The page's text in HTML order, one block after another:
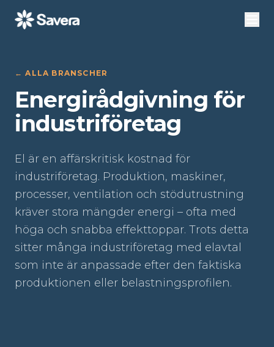
←ALLA BRANSCHER
Energirådgivning för
industriföretag
El är en affärskritisk kostnad för
industriföretag. Produktion, maskiner,
processer, ventilation och stödutrustning
kräver stora mängder energi – ofta med
höga och snabba effekttoppar. Trots detta
sitter många industriföretag med elavtal
som inte är anpassade efter den faktiska
produktionen eller belastningsprofilen.